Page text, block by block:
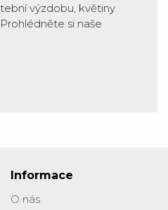
výzdobu, květiny
si naše
Informace
O nás